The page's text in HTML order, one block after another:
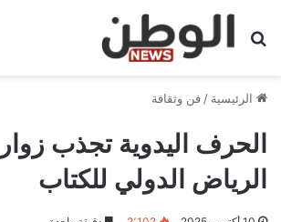
بحث عن
الرئيسية / فن وثقافة
الحرف اليدوية تجذب
الرياض الدولي للكتاب